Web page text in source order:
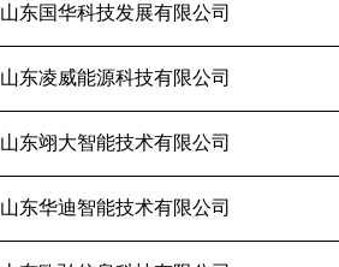
山东国华科技发展有限公司
山东凌威能源科技有限公司
山东翊大智能技术有限公司
山东华迪智能技术有限公司